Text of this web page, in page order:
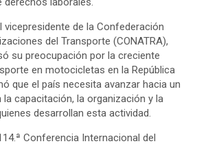
vicepresidente de la Confederación
del Transporte (CONATRA),
su preocupación por la creciente
en motocicletas en la República
que el país necesita avanzar hacia un
capacitación, la organización y la
desarrollan esta actividad.
Conferencia Internacional del